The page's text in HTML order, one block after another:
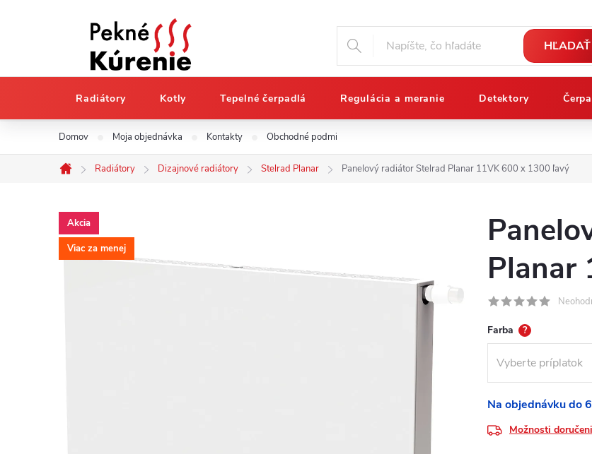
Domov Moja objednávka Kontakty Obchodné podmienky
HĽADAŤ
Radiátory Kotly Tepelné čerpadlá Regulácia a meranie Detektory
Domov
Radiátory Dizajnové radiátory Stelrad Planar Panelový radiátor Stelrad Planar 11VK 600 x 1300 ľavý
Akcia
Viac za menej
Planar
Farba ?
Na objednávku do
Možnosti